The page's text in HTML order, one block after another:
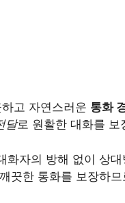
고 자연스러운 통화
달로 원활한 대화를 보
화자의 방해 없이 상
끗한 통화를 보장하